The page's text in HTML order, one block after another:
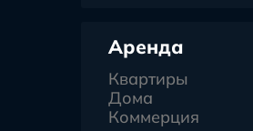
Аренда
Квартиры
Дома
Коммерция